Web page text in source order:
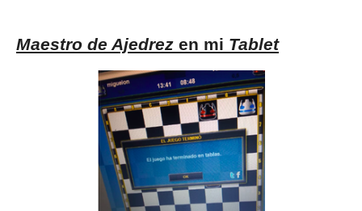
Maestro de Ajedrez en mi Tablet